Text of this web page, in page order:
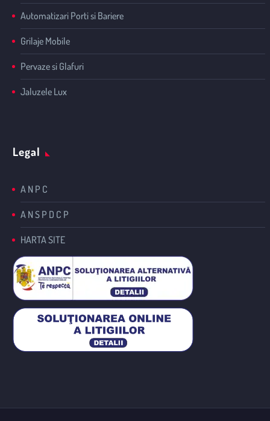
Automatizari Porti si Bariere
Grilaje Mobile
Pervaze si Glafuri
Jaluzele Lux
Legal
A N P C
A N S P D C P
HARTA SITE